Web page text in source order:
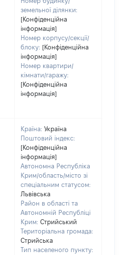
земельної ділянки:
[Конфіденційна
інформація]
Номер корпусу/секції/
блоку: [Конфіденційна
інформація]
Номер квартири/
кімнати/гаражу:
[Конфіденційна
інформація]
Країна: Україна
Поштовий індекс:
[Конфіденційна
інформація]
Автономна Республіка
Крим/область/місто зі
спеціальним статусом:
Львівська
Район в області та
Автономній Республіці
Крим: Стрийський
Територіальна громада:
Стрийська
Тип населеного пункту: